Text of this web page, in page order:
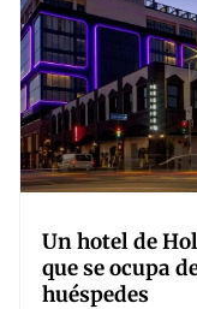
Un hotel de
que se ocupa
huéspedes